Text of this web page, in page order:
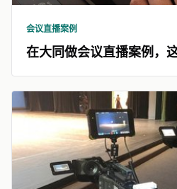
会议直播案例
在大同做会议直播案例，